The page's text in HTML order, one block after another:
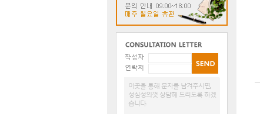
작성자
연락처
이곳을 통해 문자를 남겨주시면,
성심성의껏 상담해 드리도록 하겠
습니다.